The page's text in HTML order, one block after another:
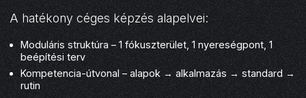
A hatékony céges képzés alapelvei:
Moduláris struktúra – 1 fókuszterület, 1 nyereségpont, 1
beépítési terv
Kompetencia-útvonal – alapok → alkalmazás → standard →
rutin